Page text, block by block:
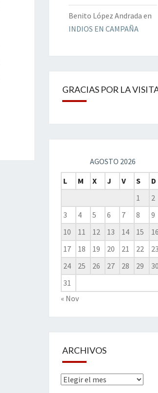
Benito López Andrada en
INDIOS EN CAMPAÑA
GRACIAS POR LA
AGOSTO 2026
L
M X J V S
D
1
2
3
4 5 6 7 8
9
10
11 12 13 14 15
16
17
18 19 20 21 22
23
24
25 26 27 28 29
30
31
« Nov
ARCHIVOS
Archivos